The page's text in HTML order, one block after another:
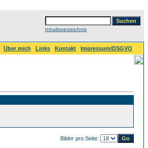
Inhaltsverzeichnis
Über mich Links Kontakt
Impressum/DSGVO
Bilder pro Seite: